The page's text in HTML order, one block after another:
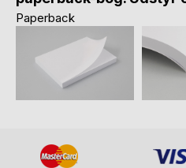
Paperback